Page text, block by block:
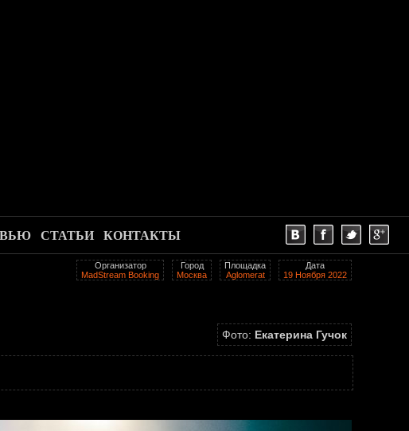
СТАТЬИ КОНТАКТЫ
Дата
19 Ноября 2022
Площадка
Aglomerat
Город
Москва
Организатор
MadStream Booking
Фото: Екатерина Гучок